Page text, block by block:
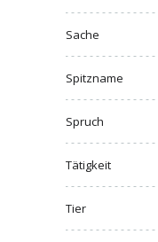
Sache
Spitzname
Spruch
Tätigkeit
Tier